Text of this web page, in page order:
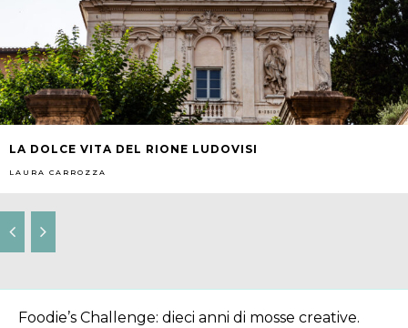
LA DOLCE VITA DEL RIONE LUDOVISI
LAURA CARROZZA
Foodie’s Challenge: dieci anni di mosse creative.